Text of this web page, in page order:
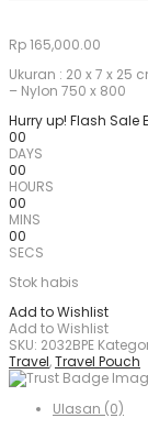
Rp165,000.00
Ukuran : 20 x 7 x 25
– Nylon 750 x 800
Hurry up! Flash Sale
00
DAYS
00
HOURS
00
MINS
00
SECS
Stok habis
Add to Wishlist
Add to Wishlist
SKU: 2032BPE
Travel,Travel Pouch
Ulasan (0)